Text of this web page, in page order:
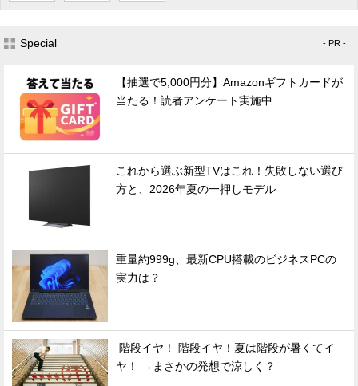
Special - PR -
【抽選で5,000円分】Amazonギフトカードが
当たる！読者アンケート実施中
これから選ぶ新型TVはこれ！失敗しない選び
方と、2026年夏の一押しモデル
重量約999g、最新CPU搭載のビジネスPCの
実力は？
階段イヤ！ 階段イヤ！夏は階段が暑くてイ
ヤ！ →まさかの発想で涼しく？